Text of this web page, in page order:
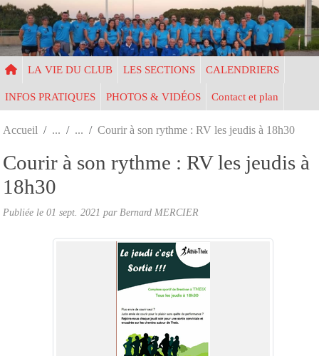
LA VIE DU CLUB LES SECTIONS CALENDRIERS
INFOS PRATIQUES PHOTOS & VIDÉOS Contact et plan
Accueil Courir à son rythme : RV les jeudis à 18h30
Courir à son rythme : RV les jeudis à
18h30
Publiée le 01 sept. 2021 par Bernard MERCIER
Panneau de gestion des cookies